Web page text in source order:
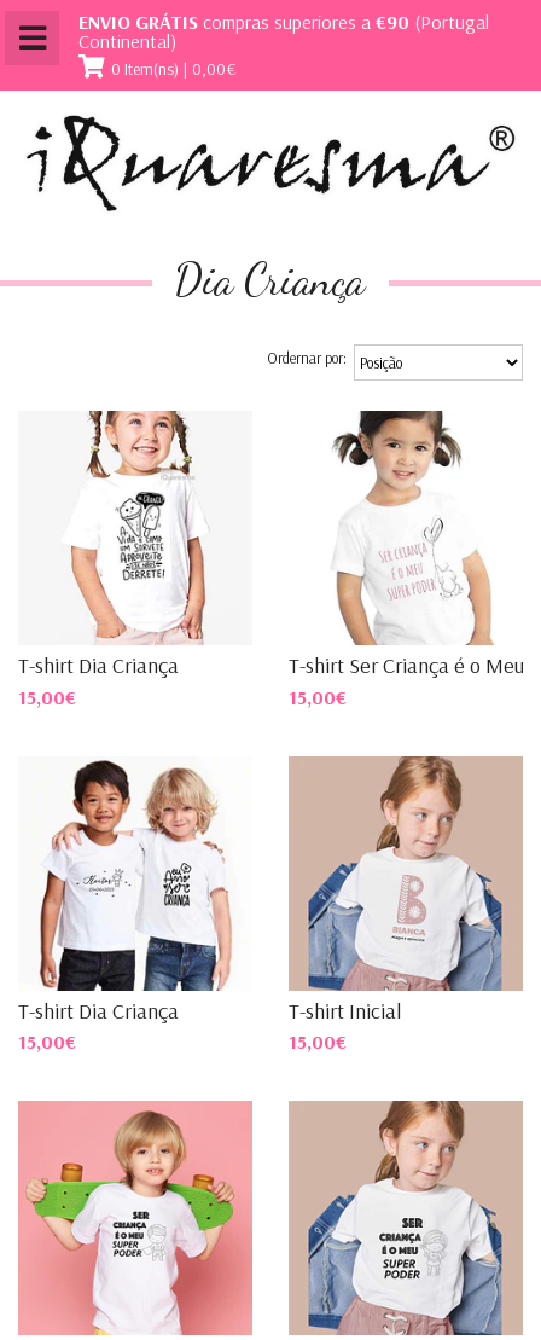
ENVIO GRÁTIS compras superiores a €90 (Portugal
Continental)
0 Item(ns) | 0,00€
Dia Criança
Ordernar por:
T-shirt Dia Criança
15,00€
T-shirt Ser Criança é o Meu...
15,00€
T-shirt Dia Criança
15,00€
T-shirt Inicial
15,00€